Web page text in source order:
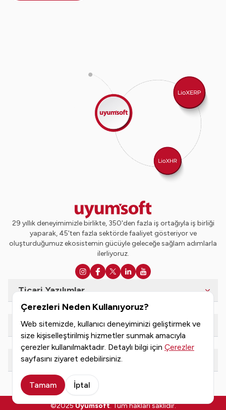
Çerezleri Neden Kullanıyoruz?
Web sitemizde, kullanıcı deneyiminizi geliştirmek ve
size kişiselleştirilmiş hizmetler sunmak amacıyla
çerezler kullanılmaktadır. Detaylı bilgi için Çerezler
sayfasını ziyaret edebilirsiniz.
Tamam İptal
29 yıllık deneyimimizle birlikte, 350'den fazla iş ortağıyla iş birliği
yaparak, 45'ten fazla sektörde faaliyet gösteriyor ve
oluşturduğumuz ekosistemin gücüyle geleceğe sağlam adımlarla
ilerliyoruz.
Ticari Yazılımlar
e-Dönüşüm Hizmetleri
Kaynaklar
©2025Uyumsoft. Tüm hakları saklıdır.